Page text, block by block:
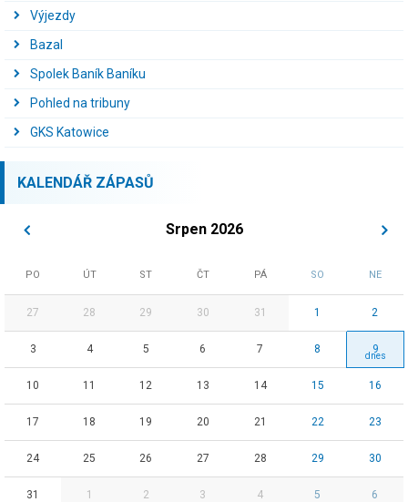
Výjezdy
Bazal
Spolek Baník Baníku
Pohled na tribuny
GKS Katowice
KALENDÁŘ ZÁPASŮ
Srpen 2026
PO ÚT ST ČT PÁ SO NE
27 28 29 30 31 1 2
3 4 5 6 7 8 9
10 11 12 13 14 15 16
17 18 19 20 21 22 23
24 25 26 27 28 29 30
31 1 2 3 4 5 6